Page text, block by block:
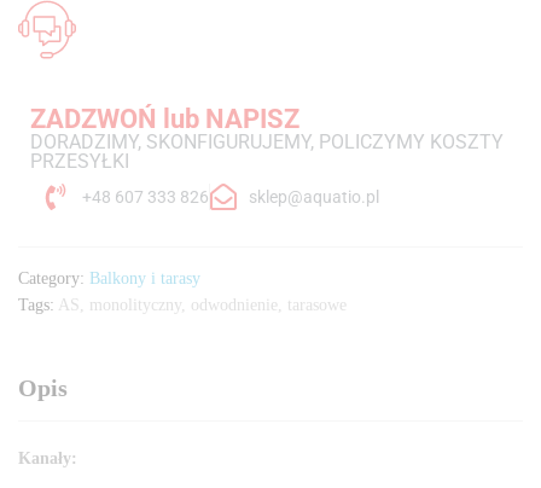
ZADZWOŃ lub NAPISZ
DORADZIMY, SKONFIGURUJEMY, POLICZYMY KOSZTY
PRZESYŁKI
+48 607 333 826 sklep@aquatio.pl
Category: Balkony i tarasy
Tags: AS monolityczny odwodnienie tarasowe
Opis
Kanały: